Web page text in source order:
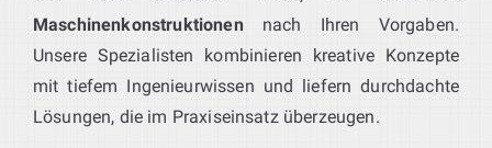
Maschinenkonstruktionennach Ihren Vorgaben.
Unsere Spezialisten kombinieren kreative Konzepte
mit tiefem Ingenieurwissen und liefern durchdachte
Lösungen, die im Praxiseinsatz überzeugen.